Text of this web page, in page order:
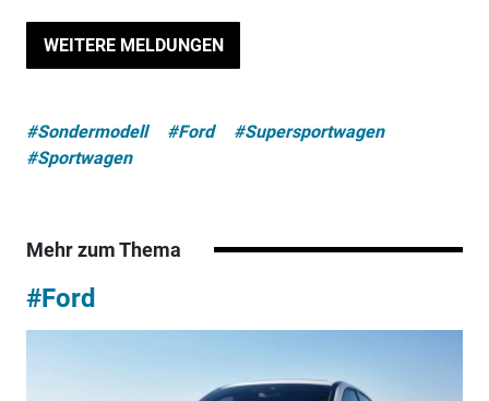
WEITERE MELDUNGEN
#Sondermodell #Ford
#Supersportwagen
#Sportwagen
Mehr zum Thema
#Ford